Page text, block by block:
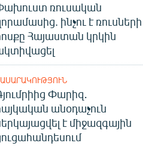
ռուսական
ինչու է ռուսների
Հայաստան կրկին
Փարիզ․
անօդաչուն
է միջազգային